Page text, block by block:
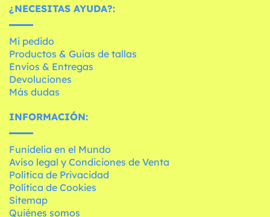
¿NECESITAS AYUDA?:
Mi pedido
Productos & Guías de tallas
Envíos & Entregas
Devoluciones
Más dudas
INFORMACIÓN:
Funidelia en el Mundo
Aviso legal y Condiciones de Venta
Política de Privacidad
Política de Cookies
Sitemap
Quiénes somos